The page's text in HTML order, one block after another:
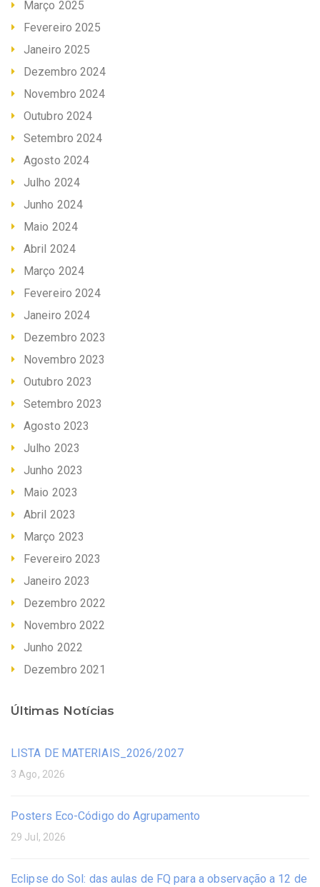
Março 2025
Fevereiro 2025
Janeiro 2025
Dezembro 2024
Novembro 2024
Outubro 2024
Setembro 2024
Agosto 2024
Julho 2024
Junho 2024
Maio 2024
Abril 2024
Março 2024
Fevereiro 2024
Janeiro 2024
Dezembro 2023
Novembro 2023
Outubro 2023
Setembro 2023
Agosto 2023
Julho 2023
Junho 2023
Maio 2023
Abril 2023
Março 2023
Fevereiro 2023
Janeiro 2023
Dezembro 2022
Novembro 2022
Junho 2022
Dezembro 2021
Últimas Notícias
LISTA DE MATERIAIS_2026/2027
3 Ago, 2026
Posters Eco-Código do Agrupamento
29 Jul, 2026
Eclipse do Sol: das aulas de FQ para a observação a 12 de